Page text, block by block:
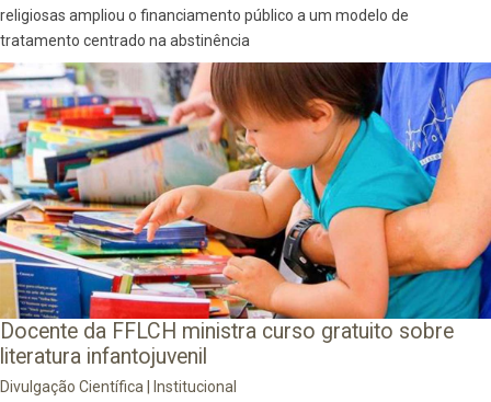
religiosas ampliou o financiamento público a um modelo de
tratamento centrado na abstinência
Docente da FFLCH ministra curso gratuito sobre
literatura infantojuvenil
Divulgação Científica Institucional